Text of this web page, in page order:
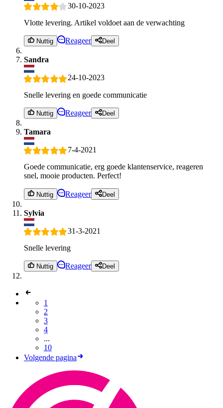
30-10-2023
Vlotte levering. Artikel voldoet aan de verwachting
Nuttig Reageer Deel
Sandra
24-10-2023
Snelle levering en goede communicatie
Nuttig Reageer Deel
Tamara
7-4-2021
Goede communicatie, erg goede klantenservice, reageren
snel, mooie producten. Perfect!
Nuttig Reageer Deel
Sylvia
31-3-2021
Snelle levering
Nuttig Reageer Deel
1
2
3
4
...
10
Volgende pagina